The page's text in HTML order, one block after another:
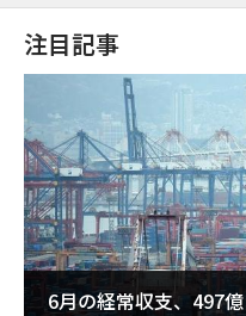
注目記事
6月の経常収支、497